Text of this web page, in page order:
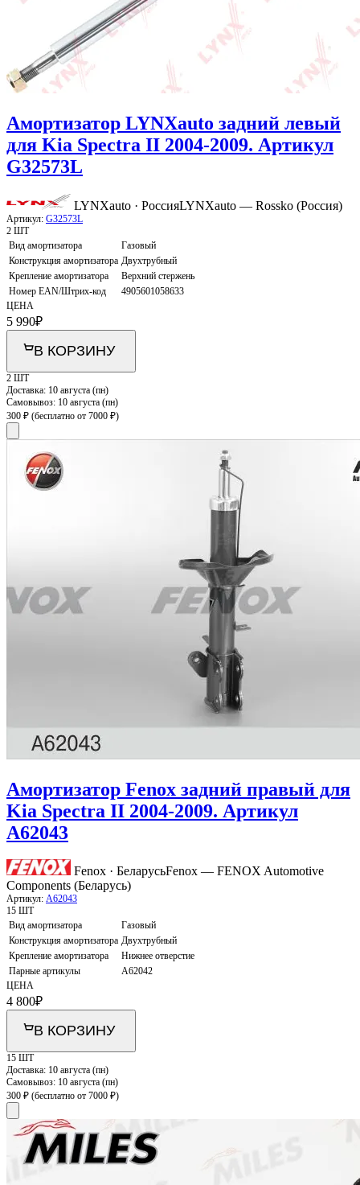
Амортизатор LYNXauto задний левый
для Kia Spectra II 2004-2009. Артикул
G32573L
LYNXauto · РоссияLYNXauto — Rossko (Россия)
Артикул: G32573L
2 ШТ
Вид амортизатора
Газовый
Конструкция амортизатора Двухтрубный
Крепление амортизатора
Верхний стержень
Номер EAN/Штрих-код
4905601058633
ЦЕНА
5 990₽
В КОРЗИНУ
2 ШТ
Доставка: 10 августа (пн)
Самовывоз: 10 августа (пн)
300 ₽ (бесплатно от 7000 ₽)
Амортизатор Fenox задний правый для
Kia Spectra II 2004-2009. Артикул
A62043
Fenox · БеларусьFenox — FENOX Automotive
Components (Беларусь)
Артикул: A62043
15 ШТ
Вид амортизатора
Газовый
Конструкция амортизатора Двухтрубный
Крепление амортизатора
Нижнее отверстие
Парные артикулы
A62042
ЦЕНА
4 800₽
В КОРЗИНУ
15 ШТ
Доставка: 10 августа (пн)
Самовывоз: 10 августа (пн)
300 ₽ (бесплатно от 7000 ₽)